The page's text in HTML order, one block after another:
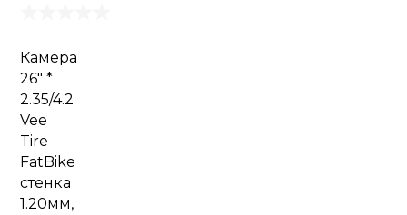
Камера
26" *
2.35/4.2
Vee
Tire
FatBike
стенка
1.20мм,